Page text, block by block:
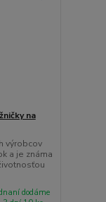
na
výrobcov
a je známa
dodáme